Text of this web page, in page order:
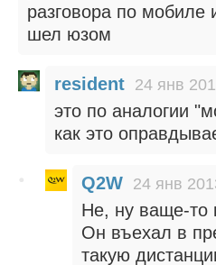
разговора по мобиле
шел юзом
resident 24 янв
это по аналогии
как это
Q2W 24 янв
Не, ну ваще-то
Он въехал в
такую